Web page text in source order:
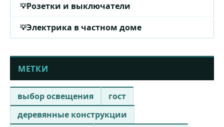
Розетки и выключатели
Электрика в частном доме
МЕТКИ
выбор освещения
гост
деревянные конструкции